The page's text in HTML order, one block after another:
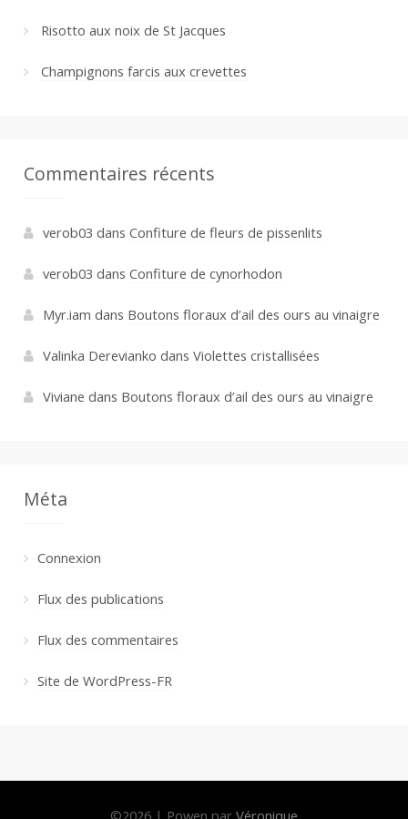
Risotto aux noix de St Jacques
Champignons farcis aux crevettes
Commentaires récents
verob03 dans Confiture de fleurs de pissenlits
verob03 dans Confiture de cynorhodon
Myr.iam dans Boutons floraux d’ail des ours au vinaigre
Valinka Derevianko dans Violettes cristallisées
Viviane dans Boutons floraux d’ail des ours au vinaigre
Méta
Connexion
Flux des publications
Flux des commentaires
Site de WordPress-FR